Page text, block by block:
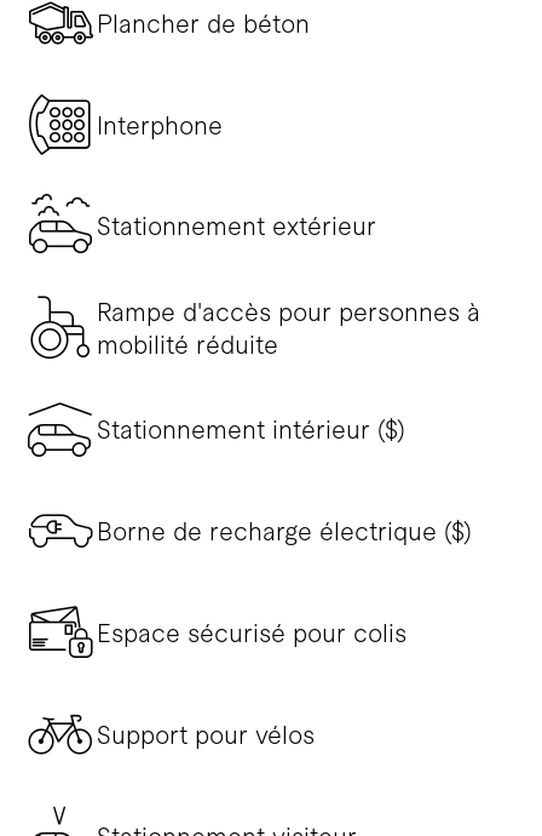
Plancher de béton
Interphone
Stationnement extérieur
Rampe d'accès pour personnes à
mobilité réduite
Stationnement intérieur ($)
Borne de recharge électrique ($)
Espace sécurisé pour colis
Support pour vélos